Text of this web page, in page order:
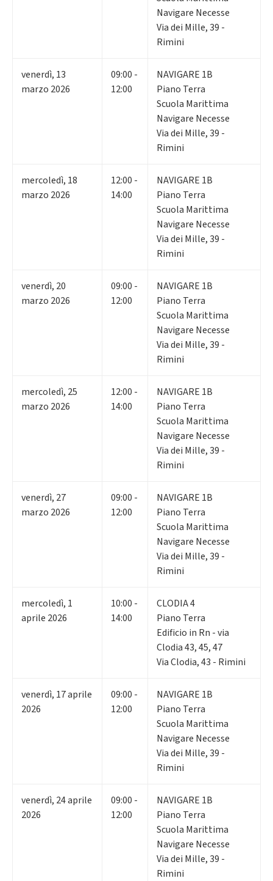
Navigare Necesse
Via dei Mille, 39 -
Rimini
venerdì, 13
marzo 2026
09:00 -
12:00
NAVIGARE 1B
Piano Terra
Scuola Marittima
Navigare Necesse
Via dei Mille, 39 -
Rimini
mercoledì, 18
marzo 2026
12:00 -
14:00
NAVIGARE 1B
Piano Terra
Scuola Marittima
Navigare Necesse
Via dei Mille, 39 -
Rimini
venerdì, 20
marzo 2026
09:00 -
12:00
NAVIGARE 1B
Piano Terra
Scuola Marittima
Navigare Necesse
Via dei Mille, 39 -
Rimini
mercoledì, 25
marzo 2026
12:00 -
14:00
NAVIGARE 1B
Piano Terra
Scuola Marittima
Navigare Necesse
Via dei Mille, 39 -
Rimini
venerdì, 27
marzo 2026
09:00 -
12:00
NAVIGARE 1B
Piano Terra
Scuola Marittima
Navigare Necesse
Via dei Mille, 39 -
Rimini
mercoledì, 1
aprile 2026
10:00 -
14:00
CLODIA 4
Piano Terra
Edificio in Rn - via
Clodia 43, 45, 47
Via Clodia, 43 - Rimini
venerdì, 17aprile
2026
09:00 -
12:00
NAVIGARE 1B
Piano Terra
Scuola Marittima
Navigare Necesse
Via dei Mille, 39 -
Rimini
venerdì, 24aprile
2026
09:00 -
12:00
NAVIGARE 1B
Piano Terra
Scuola Marittima
Navigare Necesse
Via dei Mille, 39 -
Rimini